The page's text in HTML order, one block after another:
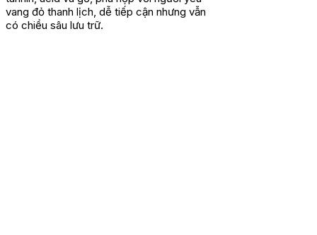
vang đỏ thanh lịch, dễ tiếp cận nhưng vẫn
có chiều sâu lưu trữ.